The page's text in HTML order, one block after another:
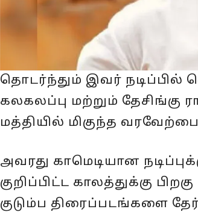
தொடர்ந்தும் இவர் நடிப்பில்
கலகலப்பு மற்றும்
மத்தியில் மிகுந்த
அவரது காமெடியான
குறிப்பிட்ட காலத்துக்கு
குடும்ப திரைப்படங்களை